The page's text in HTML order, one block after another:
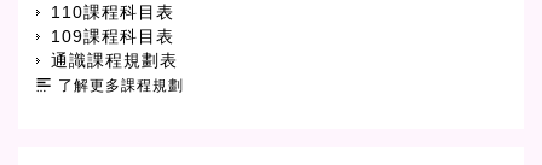
110課程科目表
109課程科目表
通識課程規劃表
了解更多課程規劃